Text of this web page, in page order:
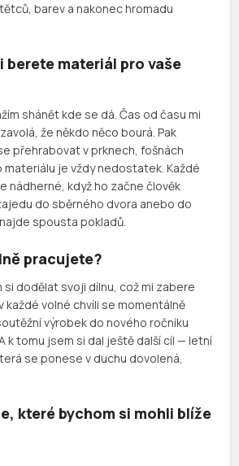
barev a nakonec hromadu
berete materiál pro vaše
shánět kde se dá. Čas od času mi
že někdo něco bourá. Pak
přehrabovat v prknech, fošnách
materiálu je vždy nedostatek. Každé
nádherné, když ho začne člověk
do sběrného dvora anebo do
spousta pokladů.
pracujete?
si dodělat svoji dílnu, což mi zabere
každé volné chvíli se momentálně
výrobek do nového ročníku
k tomu jsem si dal ještě další cíl — letní
se ponese v duchu dovolená,
které bychom si mohli blíže